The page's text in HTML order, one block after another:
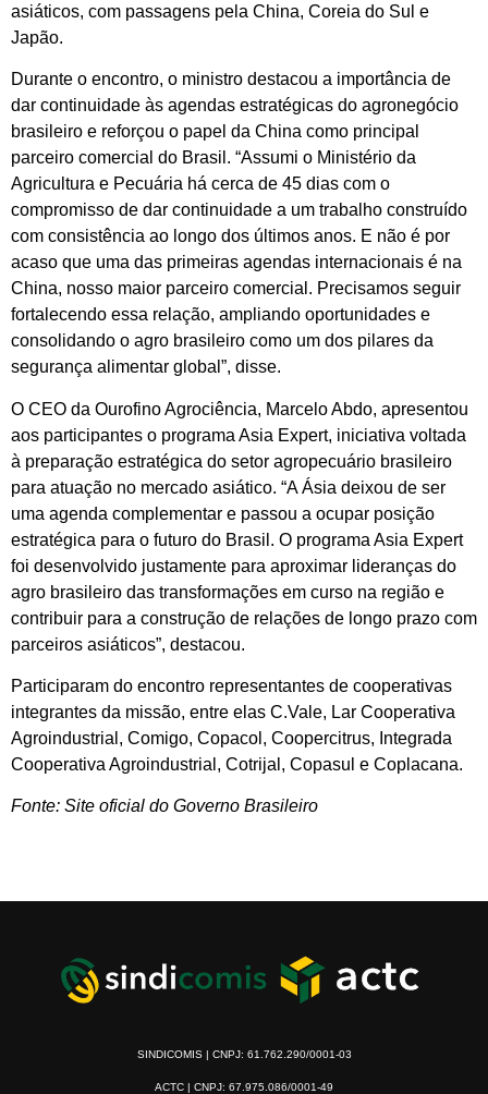
asiáticos, com passagens pela China, Coreia do Sul e
Japão.
Durante o encontro, o ministro destacou a importância de
dar continuidade às agendas estratégicas do agronegócio
brasileiro e reforçou o papel da China como principal
parceiro comercial do Brasil. “Assumi o Ministério da
Agricultura e Pecuária há cerca de 45 dias com o
compromisso de dar continuidade a um trabalho construído
com consistência ao longo dos últimos anos. E não é por
acaso que uma das primeiras agendas internacionais é na
China, nosso maior parceiro comercial. Precisamos seguir
fortalecendo essa relação, ampliando oportunidades e
consolidando o agro brasileiro como um dos pilares da
segurança alimentar global”, disse.
O CEO da Ourofino Agrociência, Marcelo Abdo, apresentou
aos participantes o programa Asia Expert, iniciativa voltada
à preparação estratégica do setor agropecuário brasileiro
para atuação no mercado asiático. “A Ásia deixou de ser
uma agenda complementar e passou a ocupar posição
estratégica para o futuro do Brasil. O programa Asia Expert
foi desenvolvido justamente para aproximar lideranças do
agro brasileiro das transformações em curso na região e
contribuir para a construção de relações de longo prazo com
parceiros asiáticos”, destacou.
Participaram do encontro representantes de cooperativas
integrantes da missão, entre elas C.Vale, Lar Cooperativa
Agroindustrial, Comigo, Copacol, Coopercitrus, Integrada
Cooperativa Agroindustrial, Cotrijal, Copasul e Coplacana.
Fonte: Site oficial do Governo Brasileiro
SINDICOMIS | CNPJ: 61.762.290/0001-03
ACTC | CNPJ: 67.975.086/0001-49